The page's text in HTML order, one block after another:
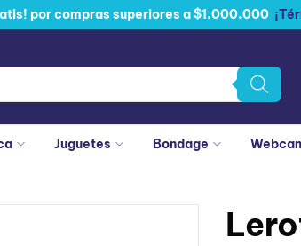
por compras superiores a $1.000.000
Juguetes Bondage